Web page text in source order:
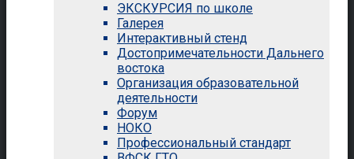
ЭКСКУРСИЯ по школе
Галерея
Интерактивный стенд
Достопримечательности Дальнего
востока
Организация образовательной
деятельности
Форум
НОКО
Профессиональный стандарт